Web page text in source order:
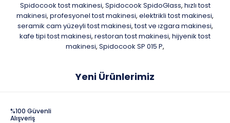
Spidocook tost makinesi, Spidocook SpidoGlass, hızlı tost
makinesi, profesyonel tost makinesi, elektrikli tost makinesi,
seramik cam yüzeyli tost makinesi, tost ve ızgara makinesi,
kafe tipi tost makinesi, restoran tost makinesi, hijyenik tost
makinesi, Spidocook SP 015 P,
Yeni Ürünlerimiz
%100 Güvenli
Alışveriş